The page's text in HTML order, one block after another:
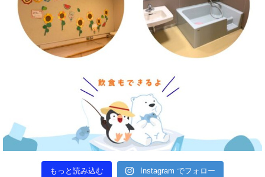
もっと読み込む Instagram でフォロー